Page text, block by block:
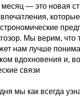
— это новая
Мы верим, что
нам лучше
вдохновения и,
связи
мы как всегда